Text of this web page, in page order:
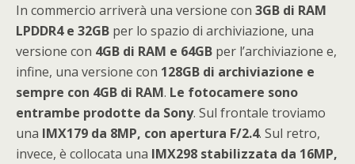
In commercio arriverà una versione con 3GB di RAM
LPDDR4 e 32GB per lo spazio di archiviazione, una
versione con 4GB di RAM e 64GB per l’archiviazione e,
infine, una versione con 128GB di archiviazione e
sempre con 4GB di RAM. Le fotocamere sono
entrambe prodotte da Sony. Sul frontale troviamo
una IMX179 da 8MP, con apertura F/2.4. Sul retro,
invece, è collocata una IMX298 stabilizzata da 16MP,